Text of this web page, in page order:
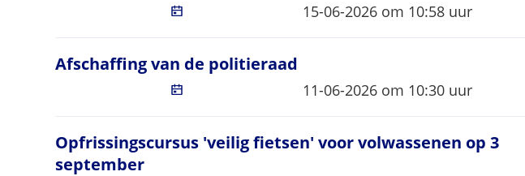
Gepubliceerd op
15-06-2026 om 10:58 uur
Afschaffing van de politieraad
Afschaffing van de politieraad
Gepubliceerd op
11-06-2026 om 10:30 uur
Opfrissingscursus 'veilig fietsen' voor volwassenen op 3
Opfrissingscursus 'veilig fietsen' voor volwassenen op 3
september